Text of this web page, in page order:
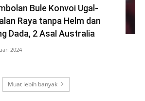
Bule Konvoi Ugal-
Raya tanpa Helm dan
Dada, 2 Asal Australia
2024
Muat lebih banyak